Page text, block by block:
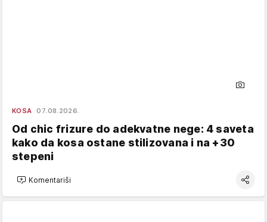
KOSA 07.08.2026.
Od chic frizure do adekvatne nege: 4 saveta
kako da kosa ostane stilizovana i na +30
stepeni
Komentariši